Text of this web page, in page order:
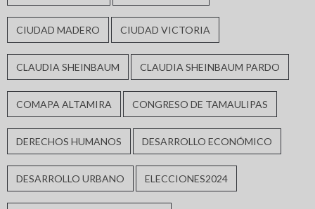
CIUDAD MADERO CIUDAD VICTORIA
CLAUDIA SHEINBAUM CLAUDIA SHEINBAUM PARDO
COMAPA ALTAMIRA CONGRESO DE TAMAULIPAS
DERECHOS HUMANOS DESARROLLO ECONÓMICO
DESARROLLO URBANO ELECCIONES2024